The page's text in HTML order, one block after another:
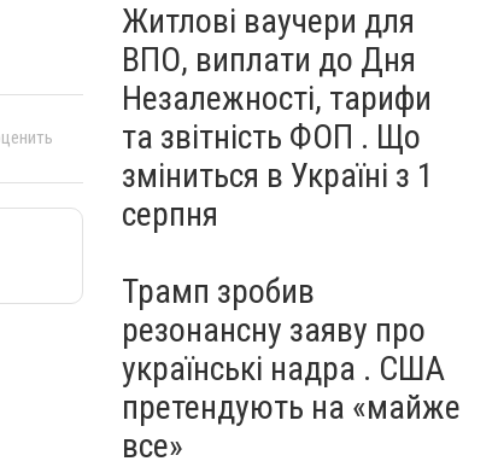
Житлові ваучери для
ВПО, виплати до Дня
Незалежності, тарифи
та звітність ФОП . Що
зміниться в Україні з 1
серпня
Трамп зробив
резонансну заяву про
українські надра . США
претендують на «майже
все»